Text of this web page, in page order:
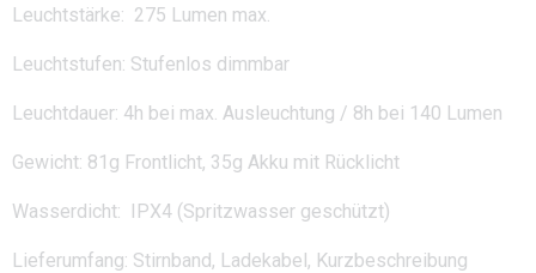
Leuchtstärke: 275 Lumen max.
Leuchtstufen: Stufenlos dimmbar
Leuchtdauer: 4h bei max. Ausleuchtung / 8h bei 140 Lumen
Gewicht: 81g Frontlicht, 35g Akku mit Rücklicht
Wasserdicht: IPX4 (Spritzwasser geschützt)
Lieferumfang: Stirnband, Ladekabel, Kurzbeschreibung